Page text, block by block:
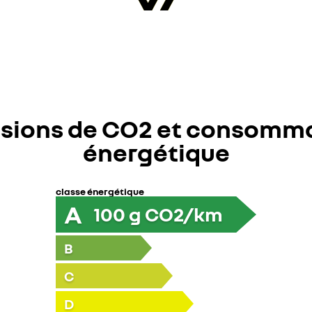
de CO2 et
énergétique
classe énergétique
A 100 g CO2/km
B
C
D